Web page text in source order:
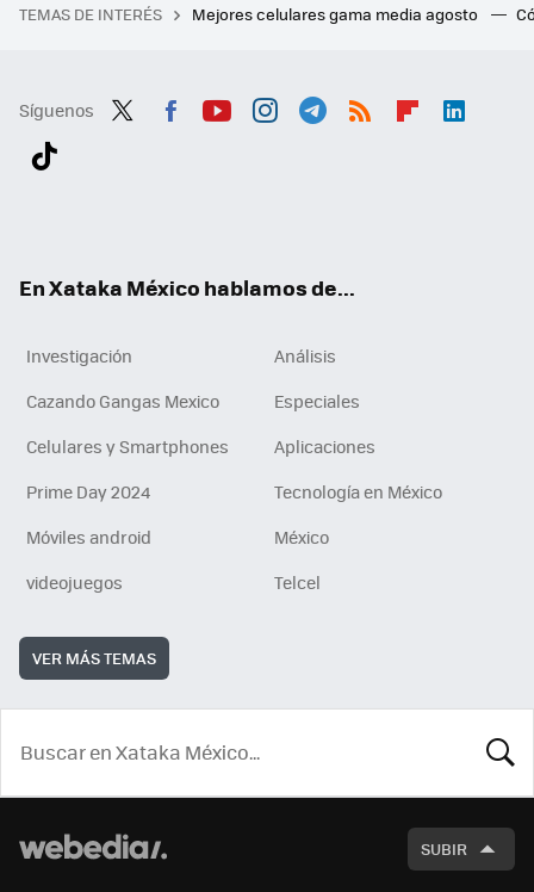
TEMAS DE INTERÉS Mejores celulares gama media agosto
Síguenos
En Xataka México hablamos de...
Investigación
Análisis
Cazando Gangas Mexico
Especiales
Celulares y Smartphones
Aplicaciones
Prime Day 2024
Tecnología en México
Móviles android
México
videojuegos
Telcel
VER MÁS TEMAS
SUBIR